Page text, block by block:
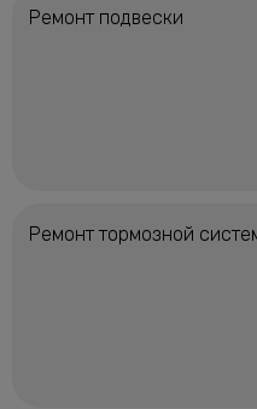
Ремонт подвески
Ремонт тормозной